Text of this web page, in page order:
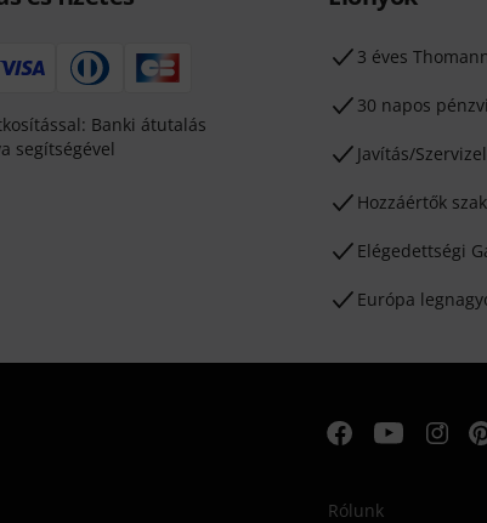
Banki átutalás
segítségével
3 éves
30 napos
Javítás/
Hozzáértők
Elégedettségi
Európa
Rólunk